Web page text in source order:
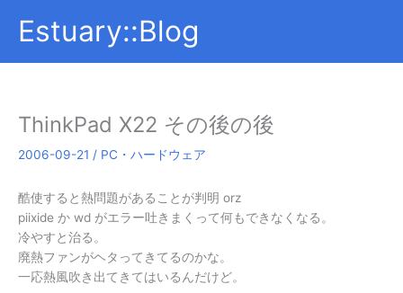
Estuary::Blog
ThinkPad X22 その後の後
2006-09-21 / PC・ハードウェア
酷使すると熱問題があることが判明 orz
piixide か wd がエラー吐きまくって何もできなくなる。
冷やすと治る。
廃熱ファンがヘタってきてるのかな。
一応熱風吹き出てきてはいるんだけど。